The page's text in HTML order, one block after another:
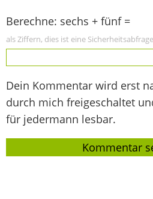
Berechne: sechs + fünf =
als Ziffern, dies ist eine
Dein Kommentar wird erst
durch mich freigeschaltet
für jedermann lesbar.